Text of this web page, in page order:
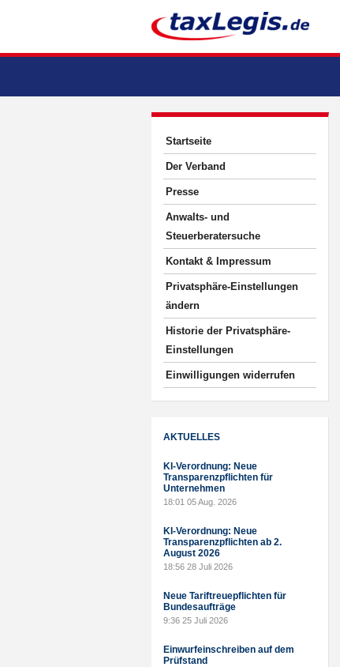
Startseite
Der Verband
Presse
Anwalts- und
Steuerberatersuche
Kontakt & Impressum
Privatsphäre-Einstellungen
ändern
Historie der Privatsphäre-
Einstellungen
Einwilligungen widerrufen
AKTUELLES
KI-Verordnung: Neue
Transparenzpflichten für
Unternehmen
18:01 05 Aug. 2026
KI-Verordnung: Neue
Transparenzpflichten ab 2.
August 2026
18:56 28 Juli 2026
Neue Tariftreuepflichten für
Bundesaufträge
9:36 25 Juli 2026
Einwurfeinschreiben auf dem
Prüfstand